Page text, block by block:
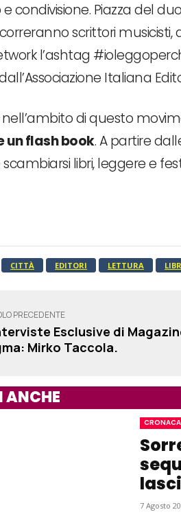
condivisione. Piazza del
scrittori musicisti,
l’ashtag
Italiana
di questo
un flash book. A partire
scambiarsi libri, leggere e
CITTÀ EDITORI LETTURA
PRECEDENTE
Esclusive di
Mirko Taccola.
ANCHE
CRONACA
7 Agosto